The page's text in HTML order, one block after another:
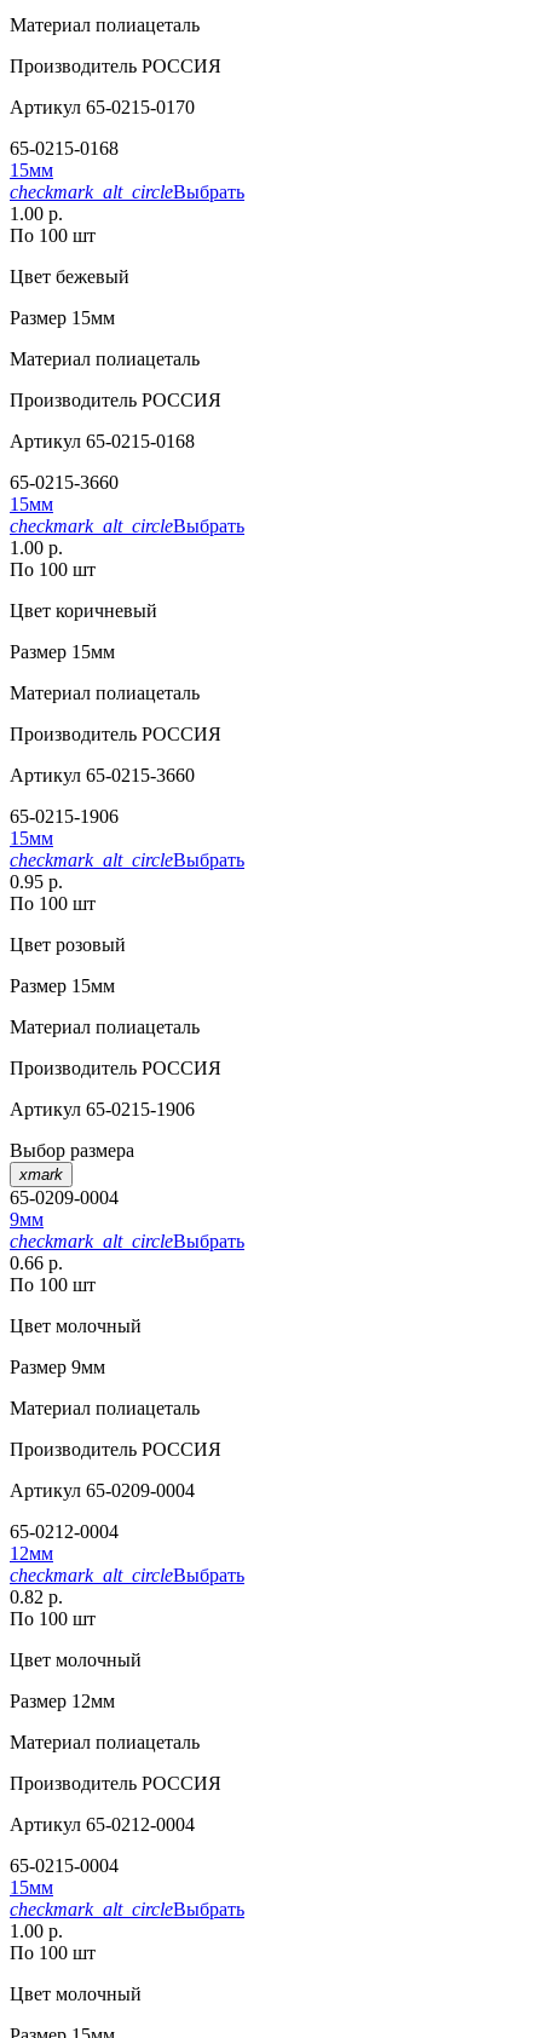
Материал полиацеталь
Производитель РОССИЯ
Артикул 65-0215-0170
65-0215-0168
15мм
checkmark_alt_circleВыбрать
1.00 р.
По 100 шт
Цвет бежевый
Размер 15мм
Материал полиацеталь
Производитель РОССИЯ
Артикул 65-0215-0168
65-0215-3660
15мм
checkmark_alt_circleВыбрать
1.00 р.
По 100 шт
Цвет коричневый
Размер 15мм
Материал полиацеталь
Производитель РОССИЯ
Артикул 65-0215-3660
65-0215-1906
15мм
checkmark_alt_circleВыбрать
0.95 р.
По 100 шт
Цвет розовый
Размер 15мм
Материал полиацеталь
Производитель РОССИЯ
Артикул 65-0215-1906
Выбор размера
xmark
65-0209-0004
9мм
checkmark_alt_circleВыбрать
0.66 р.
По 100 шт
Цвет молочный
Размер 9мм
Материал полиацеталь
Производитель РОССИЯ
Артикул 65-0209-0004
65-0212-0004
12мм
checkmark_alt_circleВыбрать
0.82 р.
По 100 шт
Цвет молочный
Размер 12мм
Материал полиацеталь
Производитель РОССИЯ
Артикул 65-0212-0004
65-0215-0004
15мм
checkmark_alt_circleВыбрать
1.00 р.
По 100 шт
Цвет молочный